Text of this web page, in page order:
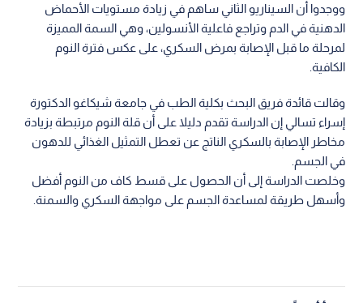
ووجدوا أن السيناريو الثاني ساهم في زيادة مستويات الأحماض
الدهنية في الدم وتراجع فاعلية الأنسولين، وهي السمة المميزة
لمرحلة ما قبل الإصابة بمرض السكري، على عكس فترة النوم
الكافية.
وقالت قائدة فريق البحث بكلية الطب في جامعة شيكاغو الدكتورة
إسراء تسالي إن الدراسة تقدم دليلا على أن قلة النوم مرتبطة بزيادة
مخاطر الإصابة بالسكري الناتج عن تعطل التمثيل الغذائي للدهون
في الجسم.
وخلصت الدراسة إلى أن الحصول على قسط كاف من النوم أفضل
وأسهل طريقة لمساعدة الجسم على مواجهة السكري والسمنة.